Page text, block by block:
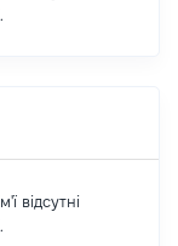
відсутні